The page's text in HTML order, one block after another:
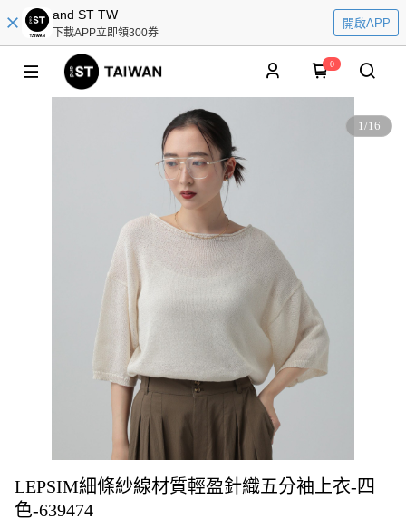
and ST TW
下載APP立即領300券
開啟APP
0
1/16
LEPSIM細條紗線材質輕盈針織五分袖上衣-四
色-639474